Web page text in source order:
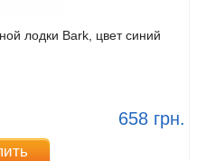
лодки Bark, цвет синий
658 грн.